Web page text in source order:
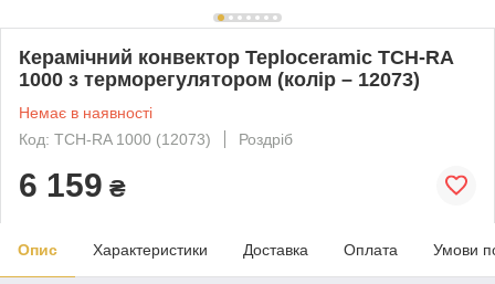
Керамічний конвектор Teploceramic ТСН-RA
1000 з терморегулятором (колір – 12073)
Немає в наявності
Код: ТСН-RA 1000 (12073)
Роздріб
6 159 ₴
Опис Характеристики Доставка Оплата Умови